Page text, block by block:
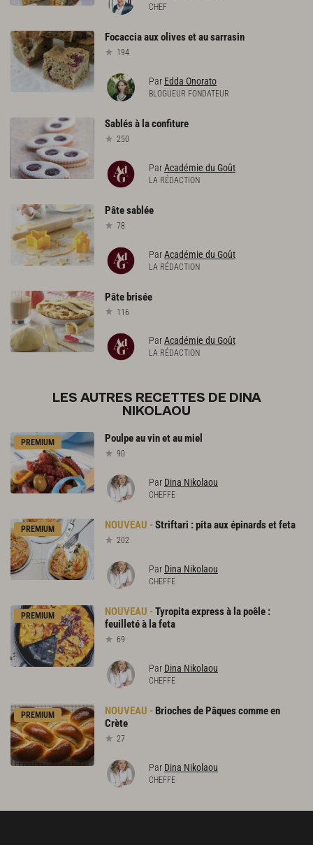
CHEF
Focacciaauxolivesetausarrasin
194
Par Edda Onorato
BLOGUEUR FONDATEUR
Sablésà laconfiture
250
ParAcadémie du Goût
LA RÉDACTION
Pâtesablée
78
ParAcadémie du Goût
LA RÉDACTION
Pâte brisée
116
ParAcadémie du Goût
LA RÉDACTION
LES AUTRES RECETTES DE DINA
NIKOLAOU
PREMIUM Poulpeauvinetaumiel
90
Par Dina Nikolaou
CHEFFE
PREMIUM Striftari :pitaauxépinardsetfeta
202
Par Dina Nikolaou
CHEFFE
PREMIUM Tyropitaexpressà lapoêle :
feuilletéà lafeta
69
Par Dina Nikolaou
CHEFFE
PREMIUM Briochesde Pâquescommeen
Crète
27
Par Dina Nikolaou
CHEFFE